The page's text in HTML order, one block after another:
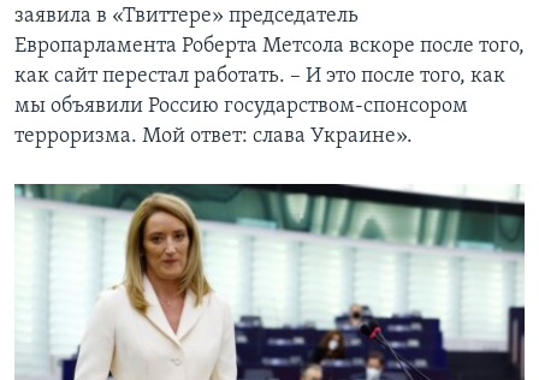
заявила в «Твиттере» председатель
Европарламента Роберта Метсола вскоре после того,
как сайт перестал работать. – И это после того, как
мы объявили Россию государством-спонсором
терроризма. Мой ответ: слава Украине».